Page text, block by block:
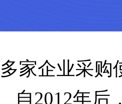
多家企业采购
自2012年后